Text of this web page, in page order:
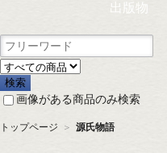
出版物
画像がある商品のみ検索
トップページ ＞ 源氏物語